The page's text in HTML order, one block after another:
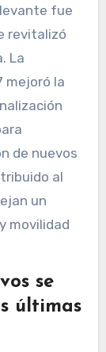
fue
revitalizó
La
mejoró la
de nuevos
al
un
movilidad
se
últimas